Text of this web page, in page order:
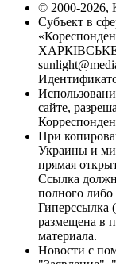
© 2000-2026,
Субъект в
ХАРКІВСЬКЕ
сайте,
При
Украины и
прямая
Ссылка
полного либо
Гиперссылка
размещена в
материала.
Новости с